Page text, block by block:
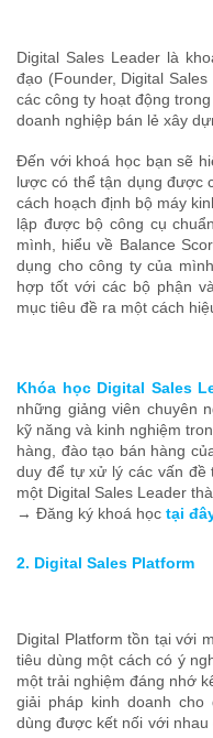
Digital Sales Leader là
đạo (Founder, Digital
các công ty hoạt động
doanh nghiệp bán lẻ xây
Đến với khoá học bạn sẽ
lược có thể tận dụng được
cách hoạch định bộ máy
lập được bộ công cụ
mình, hiểu về Balance
dụng cho công ty của
hợp tốt với các bộ phận
mục tiêu đề ra một cách
Khóa học Digital Sales
những giảng viên chuyên
kỹ năng và kinh nghiệm
hàng, đào tạo bán hàng
duy để tự xử lý các vấn đề
một Digital Sales Leader
→ Đăng ký khoá học tại
2. Digital Sales Platform
Digital Platform tồn tại với
tiêu dùng một cách có ý
một trải nghiệm đáng nhớ
giải pháp kinh doanh cho
dùng được kết nối với